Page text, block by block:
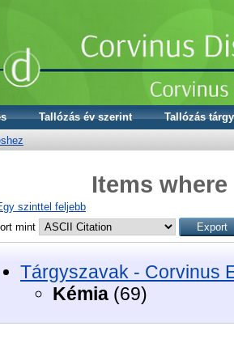
Tallózás év szerint
Tallózás
Items
szinttel feljebb
mint
Tárgyszavak - Corvinus
Kémia (69)